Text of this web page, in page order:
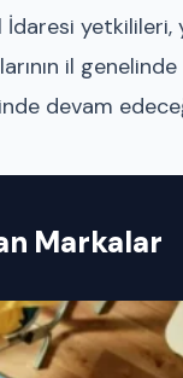
İdaresi yetkilileri,
il
devam
Markalar